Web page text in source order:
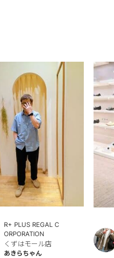
R+ PLUS REGAL C
ORPORATION
くずはモール店
あきらちゃん